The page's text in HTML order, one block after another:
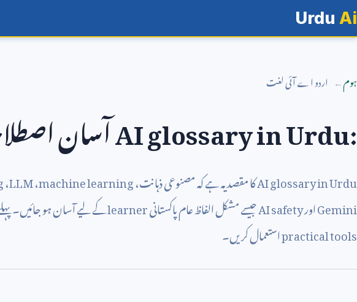
Urdu Ai
ہوم اردو اے آئی لغت
AI glossary in Urdu:آسان
AI glossary in Urduکا مقصد یہ ہے کہ مصنوعی ذہانت،machine learning،LLM،
GeminiاورAI safetyجیسے مشکل الفاظ عام پاکستانیlearnerکے لیے آسان ہو جائیں۔
practical toolsاستعمال کریں۔